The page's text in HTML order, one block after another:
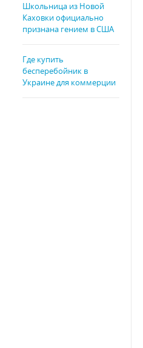
Школьница из Новой
Каховки официально
признана гением в США
Где купить
бесперебойник в
Украине для коммерции